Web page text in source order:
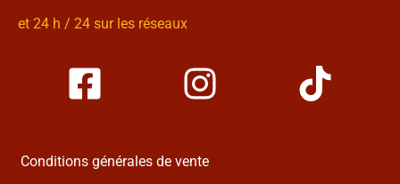
et 24 h / 24 sur les réseaux
Conditions générales de vente